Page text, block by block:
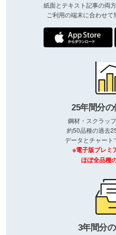
紙面とテキスト記事の両
ご利用の端末に合わせて
25年間分の
鋼材・スクラッ
約50品種の過去
データとチャート
※電子版プレミ
ほぼ全品種
3年間分